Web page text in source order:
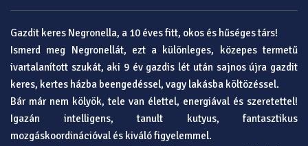
Gazdit keres Negronella, a 10 éves fitt, okos és hűséges társ!
Ismerd meg Negronellát, ezt a különleges, közepes termetű
ivartalanított szukát, aki 9 év gazdis lét után sajnos újra gazdit
keres, kertes házba beengedéssel, vagy lakásba költözéssel.
Bár már nem kölyök, tele van élettel, energiával és szeretettel!
Igazán intelligens, tanult kutyus, fantasztikus
mozgáskoordinációval és kiváló figyelemmel.